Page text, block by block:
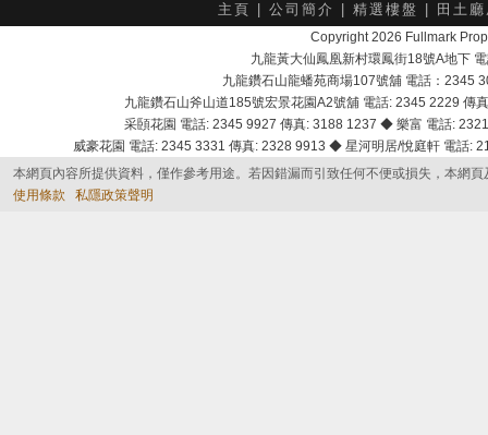
主頁 公司簡介 精選樓盤 田土
Copyright 2026 Fullmark
九龍黃大仙鳳凰新村環鳳街18號A地下
九龍鑽石山龍蟠苑商場107號舖 電話：2345
九龍鑽石山斧山道185號宏景花園A2號舖 電話: 2345 2229
采頣花園 電話: 2345 9927 傳真: 3188 1237 ◆ 樂富 電話:
威豪花園 電話: 2345 3331 傳真: 2328 9913 ◆ 星河明居/悅庭軒 電話
本網頁內容所提供資料，僅作參考用途。若因錯漏而引致任何不便或損失，本網
使用條款
私隱政策聲明